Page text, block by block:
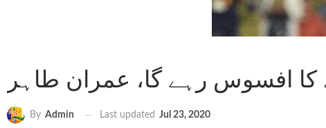
کا افسوس رہے گا، عمران طاہر
By Admin Last updated Jul 23, 2020